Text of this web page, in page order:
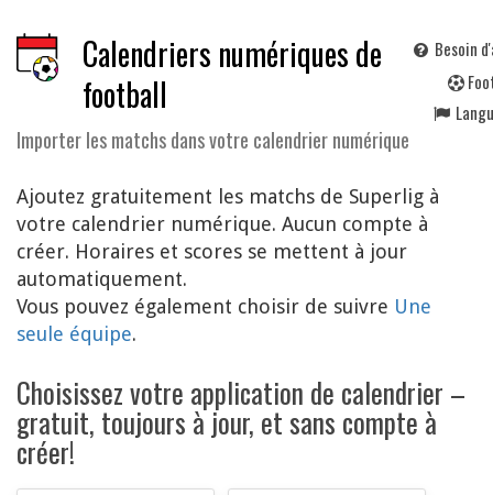
Calendriers numériques de
football
Importer les matchs dans votre calendrier numérique
Besoin
F
Ajoutez gratuitement les matchs de Superlig à
votre calendrier numérique. Aucun compte à
créer. Horaires et scores se mettent à jour
automatiquement.
Vous pouvez également choisir de suivre Une
seule équipe.
Choisissez votre application de calendrier –
gratuit, toujours à jour, et sans compte à
créer!